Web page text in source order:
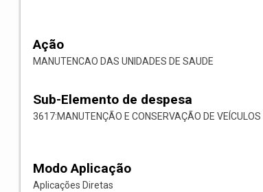
Ação
MANUTENCAO DAS UNIDADES DE SAUDE
Sub-Elemento de despesa
3617:MANUTENÇÃO E CONSERVAÇÃO DE VEÍCULOS
Modo Aplicação
Aplicações Diretas